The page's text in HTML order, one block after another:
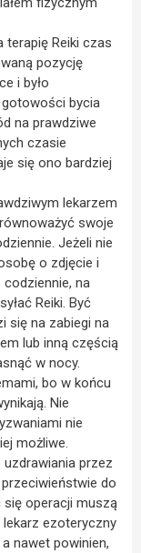
terapię Reiki czas
pozycję
i było
gotowości bycia
na prawdziwe
czasie
się ono bardziej
lekarzem
swoje
Jeżeli nie
o zdjęcie i
na
Reiki. Być
się na zabiegi na
lub inną częścią
w nocy.
bo w końcu
Nie
nie
możliwe.
przez
do
się operacji muszą
ezoteryczny
nawet powinien,